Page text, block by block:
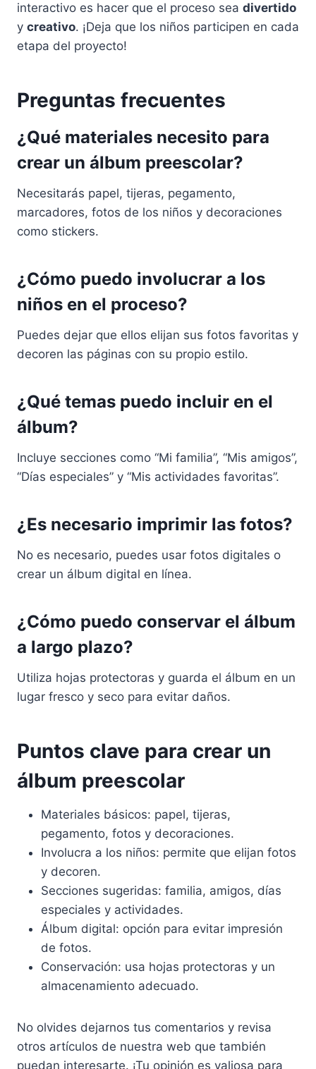
interactivo es hacer que el proceso sea divertido
y creativo. ¡Deja que los niños participen en cada
etapa del proyecto!
Preguntas frecuentes
¿Qué materiales necesito para
crear un álbum preescolar?
Necesitarás papel, tijeras, pegamento,
marcadores, fotos de los niños y decoraciones
como stickers.
¿Cómo puedo involucrar a los
niños en el proceso?
Puedes dejar que ellos elijan sus fotos favoritas y
decoren las páginas con su propio estilo.
¿Qué temas puedo incluir en el
álbum?
Incluye secciones como “Mi familia”, “Mis amigos”,
“Días especiales” y “Mis actividades favoritas”.
¿Es necesario imprimir las fotos?
No es necesario, puedes usar fotos digitales o
crear un álbum digital en línea.
¿Cómo puedo conservar el álbum
a largo plazo?
Utiliza hojas protectoras y guarda el álbum en un
lugar fresco y seco para evitar daños.
Puntos clave para crear un
álbum preescolar
Materiales básicos: papel, tijeras,
pegamento, fotos y decoraciones.
Involucra a los niños: permite que elijan fotos
y decoren.
Secciones sugeridas: familia, amigos, días
especiales y actividades.
Álbum digital: opción para evitar impresión
de fotos.
Conservación: usa hojas protectoras y un
almacenamiento adecuado.
No olvides dejarnos tus comentarios y revisa
otros artículos de nuestra web que también
puedan interesarte. ¡Tu opinión es valiosa para